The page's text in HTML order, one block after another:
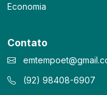
Economia
Contato
(92) 98408-6907